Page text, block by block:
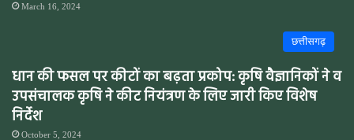
March 16, 2024
छत्तीसगढ़
धान की फसल पर कीटों का बढ़ता प्रकोप: कृषि वैज्ञानिकों ने व
उपसंचालक कृषि ने कीट नियंत्रण के लिए जारी किए विशेष
निर्देश
October 5, 2024